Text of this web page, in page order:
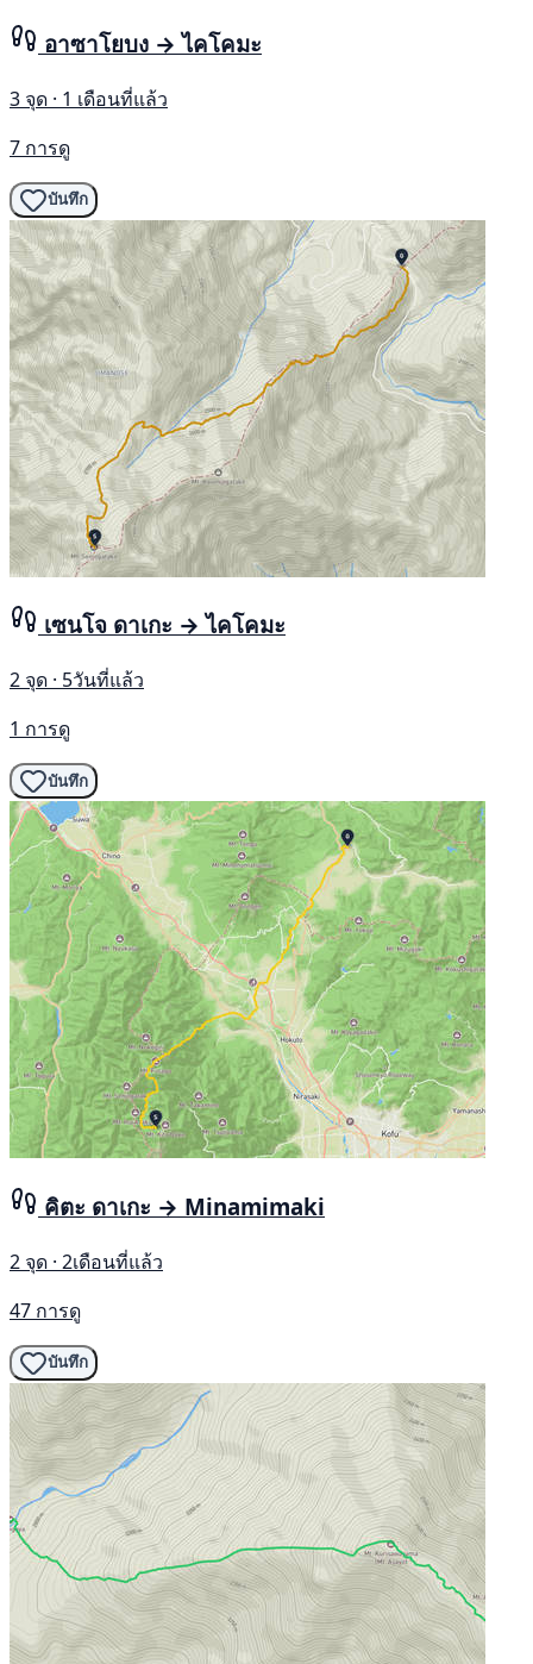
อาซาโยบง → ไคโคมะ
3 จุด · 1 เดือนที่แล้ว
7 การดู
บันทึก
เซนโจ ดาเกะ → ไคโคมะ
2 จุด · 5วันที่แล้ว
1 การดู
บันทึก
คิตะ ดาเกะ → Minamimaki
2 จุด · 2เดือนที่แล้ว
47 การดู
บันทึก